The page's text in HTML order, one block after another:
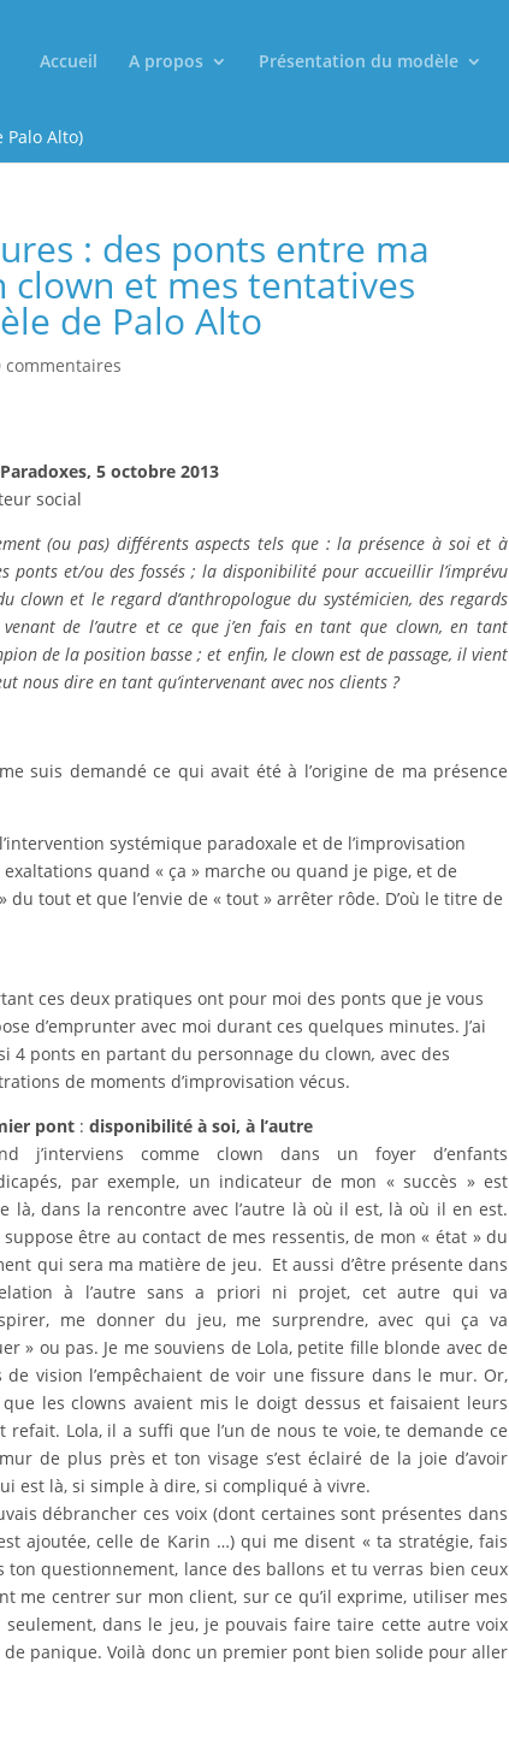
Accueil A propos Présentation du modèle
Alto)
: des ponts entre ma
clown et mes tentatives
de Palo Alto
commentaires
5 octobre 2013
social
(ou pas) différents aspects tels que : la présence à soi et à
ponts et/ou des fossés ; la disponibilité pour accueillir l’imprévu
et le regard d’anthropologue du systémicien, des regards
de l’autre et ce que j’en fais en tant que clown, en tant
de la position basse ; et enfin, le clown est de passage, il vient
nous dire en tant qu’intervenant avec nos clients ?
suis demandé ce qui avait été à l’origine de ma présence
systémique paradoxale et de l’improvisation
quand « ça » marche ou quand je pige, et de
tout et que l’envie de « tout » arrêter rôde. D’où le titre de
ces deux pratiques ont pour moi des ponts que je vous
d’emprunter avec moi durant ces quelques minutes. J’ai
4 ponts en partant du personnage du clown,avec des
de moments d’improvisation vécus.
pont :disponibilité à soi, à l’autre
j’interviens comme clown dans un foyer d’enfants
par exemple, un indicateur de mon « succès » est
là, dans la rencontre avec l’autre là où il est, là où il en est.
suppose être au contact de mes ressentis, de mon « état » du
qui sera ma matière de jeu. Et aussi d’être présente dans
à l’autre sans a priori ni projet, cet autre qui va
me donner du jeu, me surprendre, avec qui ça va
» ou pas. Je me souviens de Lola, petite fille blonde avec de
vision l’empêchaient de voir une fissure dans le mur. Or,
les clowns avaient mis le doigt dessus et faisaient leurs
Lola, il a suffi que l’un de nous te voie, te demande ce
de plus près et ton visage s’est éclairé de la joie d’avoir
est là, si simple à dire, si compliqué à vivre.
débrancher ces voix (dont certaines sont présentes dans
ajoutée, celle de Karin …) qui me disent « ta stratégie, fais
questionnement, lance des ballons et tu verras bien ceux
centrer sur mon client, sur ce qu’il exprime, utiliser mes
dans le jeu, je pouvais faire taire cette autre voix
panique. Voilà donc un premier pont bien solide pour aller